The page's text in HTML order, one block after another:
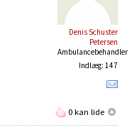
Denis Schuster
Petersen
Ambulancebehandler
Indlæg: 147
0 kan lide